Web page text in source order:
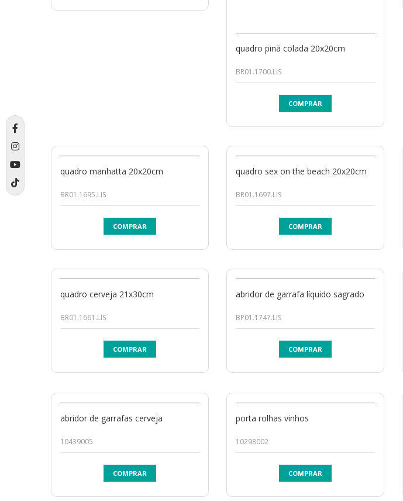
quadro pinã colada 20x20cm
BR01.1700.LIS
COMPRAR
quadro manhatta 20x20cm
BR01.1695.LIS
COMPRAR
quadro sex on the beach 20x20cm
BR01.1697.LIS
COMPRAR
quadro cerveja 21x30cm
BR01.1661.LIS
COMPRAR
abridor de garrafa líquido sagrado
BP01.1747.LIS
COMPRAR
abridor de garrafas cerveja
10439005
COMPRAR
porta rolhas vinhos
10298002
COMPRAR